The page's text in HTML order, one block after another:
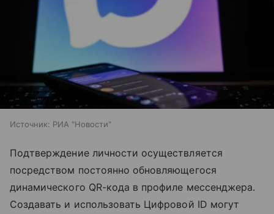
Источник: РИА "Новости"
Подтверждение личности осуществляется
посредством постоянно обновляющегося
динамического QR-кода в профиле мессенджера.
Создавать и использовать Цифровой ID могут